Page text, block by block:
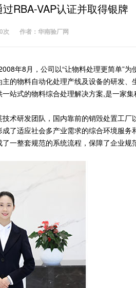
RBA-VAP认证并取得银牌
次 作者：华南验厂网
年8月，公司以“让物料处理更简单”为
的物料自动化处理产线及设备的研发、
站式的物料综合处理解决方案,是一家
术研发团队，国内靠前的销毁处置工厂
了适应社会多产业需求的综合环境服务
一整套规范的系统流程，保障了企业规